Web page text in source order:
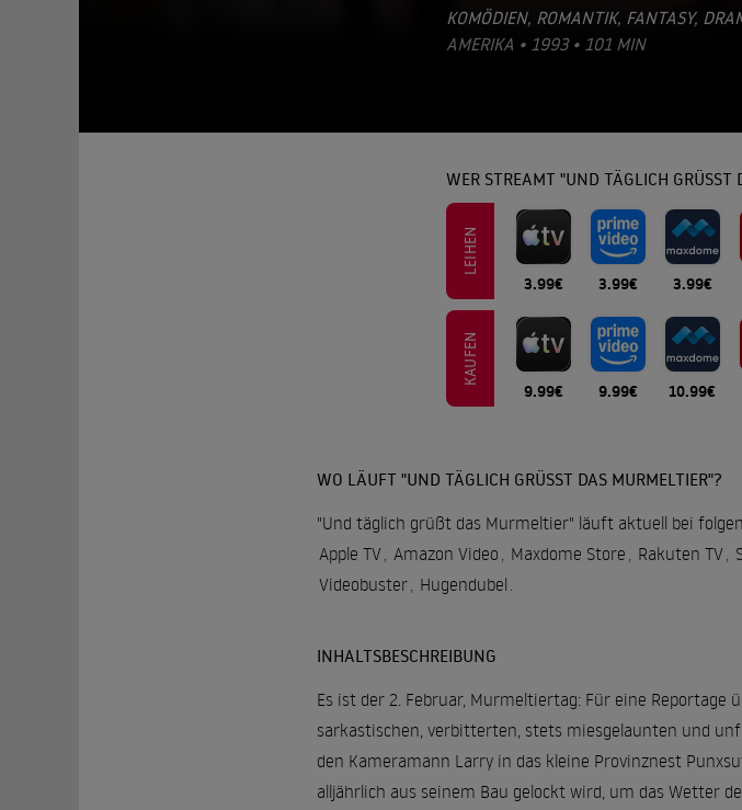
KOMÖDIEN, ROMANTIK, FANTASY,
AMERIKA • 1993 • 101 MIN
WER STREAMT "UND TÄGLICH GRÜSST
LEIHEN
3.99€ 3.99€ 3.99€
KAUFEN
9.99€ 9.99€ 10.99€
WO LÄUFT "UND TÄGLICH GRÜSST DAS MURMELTIER"?
"Und täglich grüßt das Murmeltier" läuft aktuell bei
Apple TV, Amazon Video , Maxdome Store , Rakuten TV,
Videobuster, Hugendubel .
INHALTSBESCHREIBUNG
Es ist der 2. Februar, Murmeltiertag: Für eine Reportage
sarkastischen, verbitterten, stets miesgelaunten und
den Kameramann Larry in das kleine Provinznest
alljährlich aus seinem Bau gelockt wird, um das Wetter